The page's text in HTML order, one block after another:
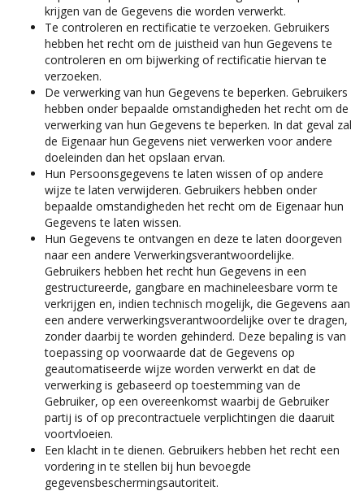
krijgen van de Gegevens die worden verwerkt.
Te controleren en rectificatie te verzoeken. Gebruikers
hebben het recht om de juistheid van hun Gegevens te
controleren en om bijwerking of rectificatie hiervan te
verzoeken.
De verwerking van hun Gegevens te beperken. Gebruikers
hebben onder bepaalde omstandigheden het recht om de
verwerking van hun Gegevens te beperken. In dat geval zal
de Eigenaar hun Gegevens niet verwerken voor andere
doeleinden dan het opslaan ervan.
Hun Persoonsgegevens te laten wissen of op andere
wijze te laten verwijderen. Gebruikers hebben onder
bepaalde omstandigheden het recht om de Eigenaar hun
Gegevens te laten wissen.
Hun Gegevens te ontvangen en deze te laten doorgeven
naar een andere Verwerkingsverantwoordelijke.
Gebruikers hebben het recht hun Gegevens in een
gestructureerde, gangbare en machineleesbare vorm te
verkrijgen en, indien technisch mogelijk, die Gegevens aan
een andere verwerkingsverantwoordelijke over te dragen,
zonder daarbij te worden gehinderd. Deze bepaling is van
toepassing op voorwaarde dat de Gegevens op
geautomatiseerde wijze worden verwerkt en dat de
verwerking is gebaseerd op toestemming van de
Gebruiker, op een overeenkomst waarbij de Gebruiker
partij is of op precontractuele verplichtingen die daaruit
voortvloeien.
Een klacht in te dienen. Gebruikers hebben het recht een
vordering in te stellen bij hun bevoegde
gegevensbeschermingsautoriteit.